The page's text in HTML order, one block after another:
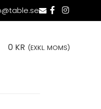
0 KR (EXKL. MOMS)